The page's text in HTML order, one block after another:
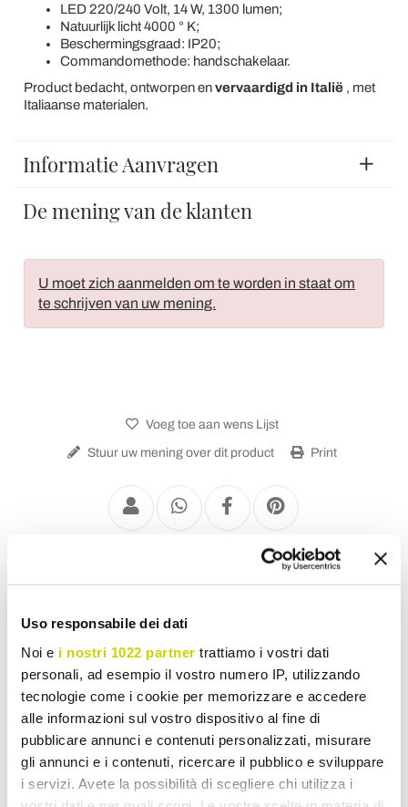
Uso responsabile dei dati
Noi e i nostri 1022 partner trattiamo i vostri dati
personali, ad esempio il vostro numero IP, utilizzando
tecnologie come i cookie per memorizzare e accedere
alle informazioni sul vostro dispositivo al fine di
pubblicare annunci e contenuti personalizzati, misurare
gli annunci e i contenuti, ricercare il pubblico e sviluppare
i servizi. Avete la possibilità di scegliere chi utilizza i
LED 220/240 Volt, 14 W, 1300 lumen;
Natuurlijk licht 4000 ° K;
Beschermingsgraad: IP20;
Commandomethode: handschakelaar.
Product bedacht, ontworpen envervaardigd in Italië, met
Italiaanse materialen.
Informatie Aanvragen
De mening van de klanten
U moet zich aanmelden om te worden in staat om
te schrijven van uw mening.
Voeg toe aan wens Lijst
Stuur uw mening over dit product Print
Design Tafellampen